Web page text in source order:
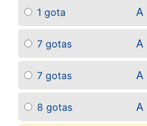
1 gota A
7 gotas A
7 gotas A
8 gotas A